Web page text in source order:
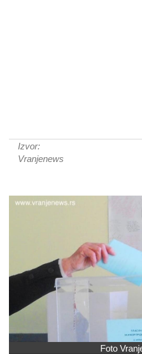
Izvor:
Vranjenews
Foto